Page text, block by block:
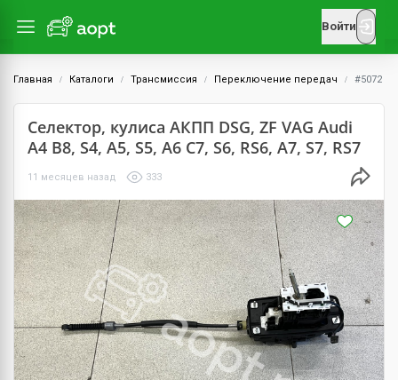
Войти
Главная Каталоги Трансмиссия Переключение передач #5072
Селектор, кулиса АКПП DSG, ZF VAG Audi
A4 B8, S4, A5, S5, A6 C7, S6, RS6, A7, S7, RS7
11 месяцев назад 333